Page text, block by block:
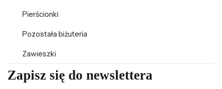
Pierścionki
Pozostała biżuteria
Zawieszki
Zapisz się do newslettera